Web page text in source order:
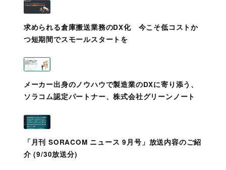
求められる倉庫搬送業務のDX化 今こそ低コストか
つ短期間でスモールスタートを
メーカー出身のノウハウで製造業のDXに寄り添う、
ソラコム認定パートナー、株式会社グリーンノート
「月刊 SORACOM ニュース 9月号」放送内容のご紹
介 (9/30放送分)